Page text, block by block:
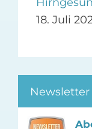
18. Juli
Newsletter